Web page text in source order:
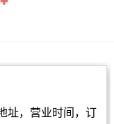
址，营业时间，订